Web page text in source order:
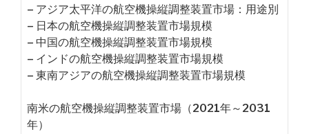
– アジア太平洋の航空機操縦調整装置市場：用途別
– 日本の航空機操縦調整装置市場規模
– 中国の航空機操縦調整装置市場規模
– インドの航空機操縦調整装置市場規模
– 東南アジアの航空機操縦調整装置市場規模
南米の航空機操縦調整装置市場（2021年～2031
年）